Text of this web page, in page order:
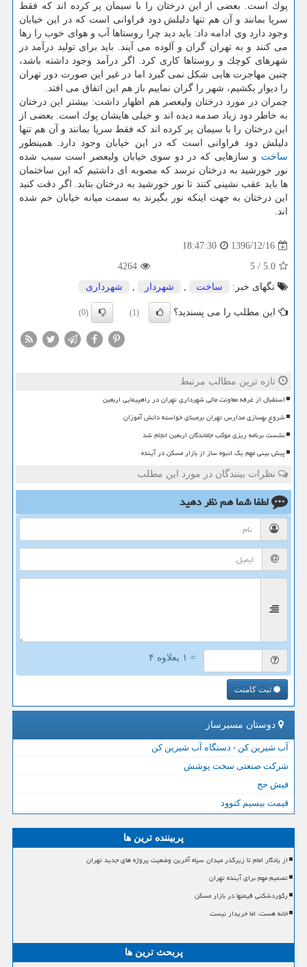
پوك است. بعضی از این درختان را با سیمان پر كرده اند كه فقط
سرپا بمانند و آن هم تنها دلیلش دود فراوانی است كه در این خیابان
وجود دارد وی ادامه داد: باید دید چرا روستاها آب و هوای خوب را رها
می كنند و به تهران گران و آلوده می آیند. باید برای تولید درآمد در
شهرهای كوچك و روستاها كاری كرد. اگر درآمد وجود داشته باشد،
چنین مهاجرت هایی شكل نمی گیرد اما در غیر این صورت دور تهران
را دیوار بكشیم، شهر را گران نماییم باز هم این اتفاق می افتد.
چمران در مورد درختان ولیعصر هم اظهار داشت: بیشتر این درختان
به خاطر دود زیاد صدمه دیده اند و خیلی هایشان پوك است. بعضی از
این درختان را با سیمان پر كرده اند كه فقط سرپا بمانند و آن هم تنها
دلیلش دود فراوانی است كه در این خیابان وجود دارد. همینطور
ساخت و سازهایی كه در دو سوی خیابان ولیعصر است سبب شده
نور خورشید به درختان نرسد كه مصوبه ای داشتیم كه این ساختمان
ها باید عقب نشینی كنند تا نور خورشید به درختان بتابد. اگر دقت كنید
این درختان به جهت اینكه نور بگیرند به سمت میانه خیابان خم شده
اند.
1396/12/16
18:47:30
5.0
/
5
4264
تگهای خبر:
ساخت , شهردار , شهرداری
این مطلب را می پسندید؟ (1)
(0)
تازه ترین مطالب مرتبط
استقبال از غرفه معاونت مالی شهرداری تهران در راهپیمایی اربعین
شروع بهسازی مدارس تهران برمبنای خواسته دانش آموزان
نشست برنامه ریزی موکب جاماندگان اربعین انجام شد
پیش بینی مهم یک انبوه ساز از بازار مسکن در آینده
نظرات بینندگان در مورد این مطلب
لطفا شما همنظر دهید
= ۱ بعلاوه ۴
ثبت کامنت
دوستان مسیرساز
آب شیرین کن - دستگاه آب شیرین کن
شرکت صنعتی سخت پوشش
فیش حج
قیمت بیسیم کنوود
پربیننده ترین ها
از یادگار امام تا زیرگذر میدان سپاه آخرین وضعیت پروژه های جدید تهران
تصمیم مهم برای آینده تهران
رکوردشکنی قیمتها در بازار مسکن
خانه هست، اما خریدار نیست
پربحث ترین ها